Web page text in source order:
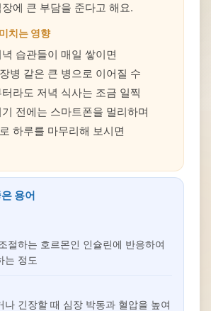
에 큰 부담을 준다고 해요.
치는 영향
습관들이 매일 쌓이면
병 같은 큰 병으로 이어질 수
라도 저녁 식사는 조금 일찍
전에는 스마트폰을 멀리하며
하루를 마무리해 보시면
용어
절하는 호르몬인 인슐린에 반응하여
는 정도
나 긴장할 때 심장 박동과 혈압을 높여